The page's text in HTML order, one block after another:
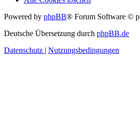
Powered by phpBB® Forum Software ©
Deutsche Übersetzung durch phpBB.de
Datenschutz | Nutzungsbedingungen